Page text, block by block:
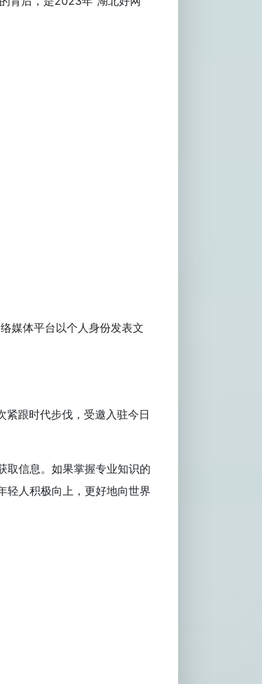
媒体平台以个人身份发表文
紧跟时代步伐，受邀入驻今日
取信息。如果掌握专业知识的
轻人积极向上，更好地向世界